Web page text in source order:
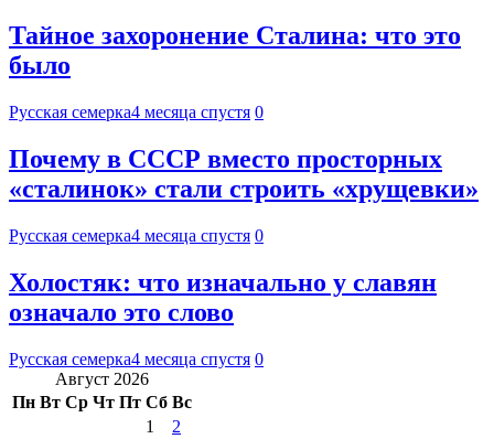
Тайное захоронение Сталина: что это
было
Русская семерка4 месяца спустя 0
Почему в СССР вместо просторных
«сталинок» стали строить «хрущевки»
Русская семерка4 месяца спустя 0
Холостяк: что изначально у славян
означало это слово
Русская семерка4 месяца спустя 0
Август 2026
Пн Вт Ср Чт Пт Сб Вс
1
2